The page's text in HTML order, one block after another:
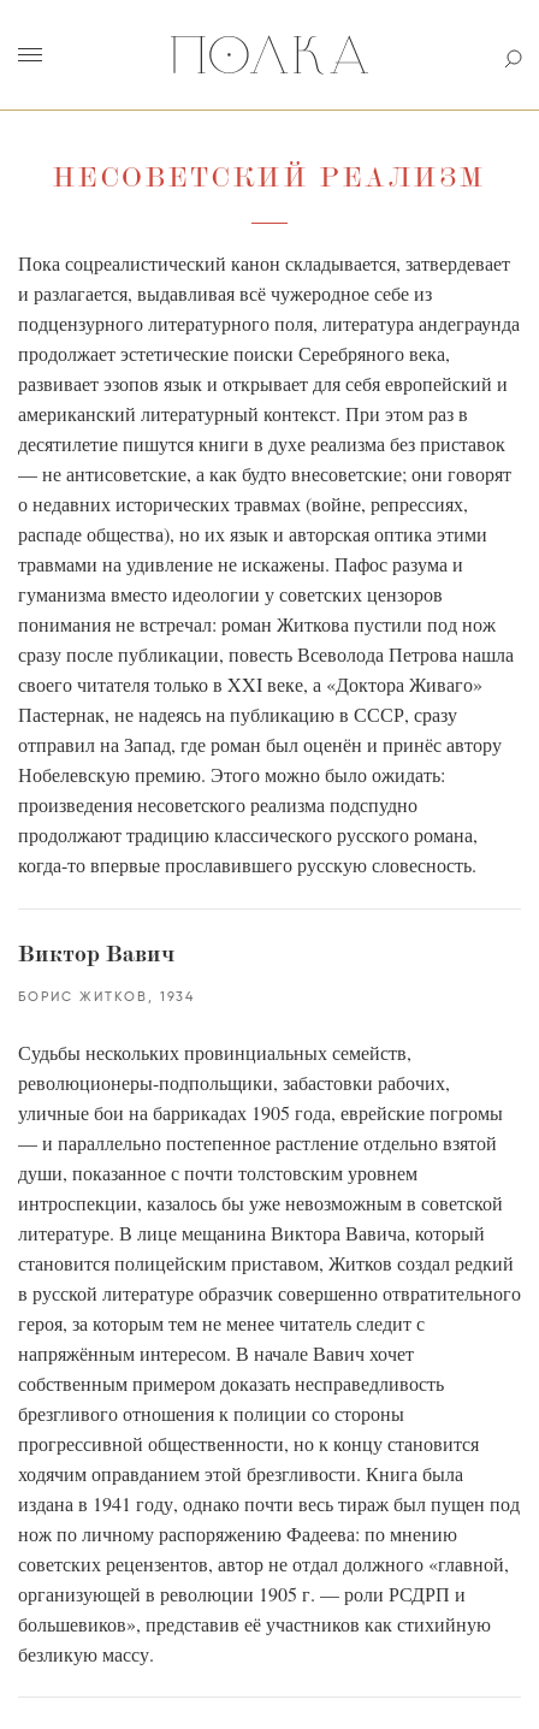
НЕСОВЕТСКИЙ РЕАЛИЗМ
Пока соцреалистический канон складывается, затвердевает
и разлагается, выдавливая всё чужеродное себе из
подцензурного литературного поля, литература андеграунда
продолжает эстетические поиски Серебряного века,
развивает эзопов язык и открывает для себя европейский и
американский литературный контекст. При этом раз в
десятилетие пишутся книги в духе реализма без приставок
— не антисоветские, а как будто внесоветские; они говорят
о недавних исторических травмах (войне, репрессиях,
распаде общества), но их язык и авторская оптика этими
травмами на удивление не искажены. Пафос разума и
гуманизма вместо идеологии у советских цензоров
понимания не встречал: роман Житкова пустили под нож
сразу после публикации, повесть Всеволода Петрова нашла
своего читателя только в XXI веке, а «Доктора Живаго»
Пастернак, не надеясь на публикацию в СССР, сразу
отправил на Запад, где роман был оценён и принёс автору
Нобелевскую премию. Этого можно было ожидать:
произведения несоветского реализма подспудно
продолжают традицию классического русского романа,
когда-то впервые прославившего русскую словесность.
Виктор Вавич
БОРИС ЖИТКОВ 1934
Судьбы нескольких провинциальных семейств,
революционеры-подпольщики, забастовки рабочих,
уличные бои на баррикадах 1905 года, еврейские погромы
— и параллельно постепенное растление отдельно взятой
души, показанное с почти толстовским уровнем
интроспекции, казалось бы уже невозможным в советской
литературе. В лице мещанина Виктора Вавича, который
становится полицейским приставом, Житков создал редкий
в русской литературе образчик совершенно отвратительного
героя, за которым тем не менее читатель следит с
напряжённым интересом. В начале Вавич хочет
собственным примером доказать несправедливость
брезгливого отношения к полиции со стороны
прогрессивной общественности, но к концу становится
ходячим оправданием этой брезгливости. Книга была
издана в 1941 году, однако почти весь тираж был пущен под
нож по личному распоряжению Фадеева: по мнению
советских рецензентов, автор не отдал должного «главной,
организующей в революции 1905 г. — роли РСДРП и
большевиков», представив её участников как стихийную
безликую массу.